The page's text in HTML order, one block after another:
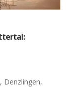
, Denzlingen,